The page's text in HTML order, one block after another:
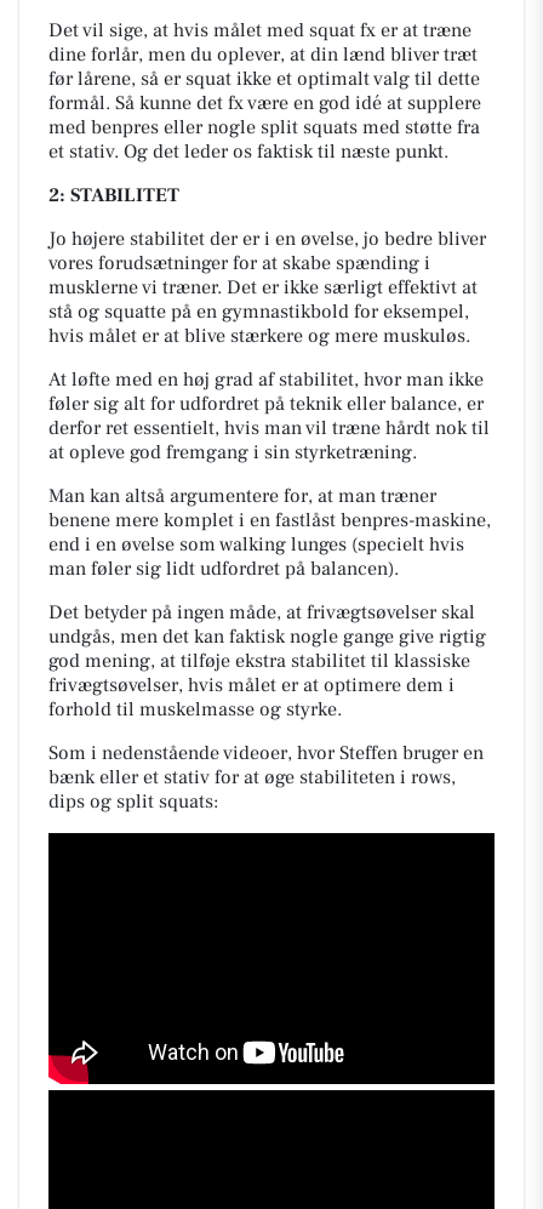
Det vil sige, at hvis målet med squat fx er at træne
dine forlår, men du oplever, at din lænd bliver træt
før lårene, så er squat ikke et optimalt valg til dette
formål. Så kunne det fx være en god idé at supplere
med benpres eller nogle split squats med støtte fra
et stativ. Og det leder os faktisk til næste punkt.
2: STABILITET
Jo højere stabilitet der er i en øvelse, jo bedre bliver
vores forudsætninger for at skabe spænding i
musklerne vi træner. Det er ikke særligt effektivt at
stå og squatte på en gymnastikbold for eksempel,
hvis målet er at blive stærkere og mere muskuløs.
At løfte med en høj grad af stabilitet, hvor man ikke
føler sig alt for udfordret på teknik eller balance, er
derfor ret essentielt, hvis man vil træne hårdt nok til
at opleve god fremgang i sin styrketræning.
Man kan altså argumentere for, at man træner
benene mere komplet i en fastlåst benpres-maskine,
end i en øvelse som walking lunges (specielt hvis
man føler sig lidt udfordret på balancen).
Det betyder på ingen måde, at frivægtsøvelser skal
undgås, men det kan faktisk nogle gange give rigtig
god mening, at tilføje ekstra stabilitet til klassiske
frivægtsøvelser, hvis målet er at optimere dem i
forhold til muskelmasse og styrke.
Som i nedenstående videoer, hvor Steffen bruger en
bænk eller et stativ for at øge stabiliteten i rows,
dips og split squats: